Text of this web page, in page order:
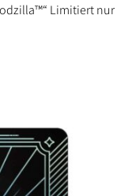
Limitiert nur